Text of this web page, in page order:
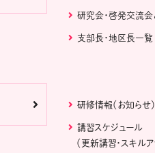
研究会・啓発交流会
支部長・地区長一覧
研修情報（お知らせ）
講習スケジュール
（更新講習・スキルア